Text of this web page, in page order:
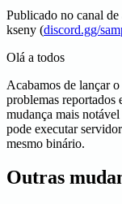
Publicado no canal
kseny (discord.gg/
Olá a todos
Acabamos de lançar
problemas reportados
mudança mais
pode executar
mesmo binário.
Outras